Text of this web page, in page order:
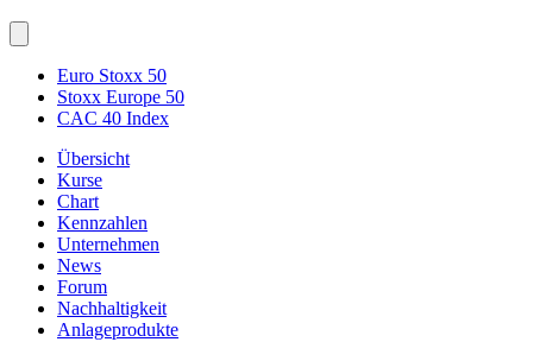
Euro Stoxx 50
Stoxx Europe 50
CAC 40 Index
Übersicht
Kurse
Chart
Kennzahlen
Unternehmen
News
Forum
Nachhaltigkeit
Anlageprodukte